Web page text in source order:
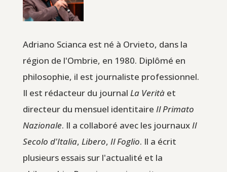
Adriano Scianca est né à Orvieto, dans la
région de l'Ombrie, en 1980. Diplômé en
philosophie, il est journaliste professionnel.
Il est rédacteur du journal La Veritàet
directeur du mensuel identitaire Il Primato
Nazionale. Il a collaboré avec les journauxIl
Secolo d'Italia, Libero, Il Foglio. Il a écrit
plusieurs essais sur l'actualité et la